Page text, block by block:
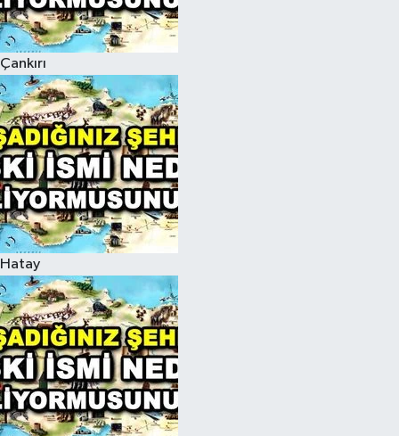
Çankırı
Hatay